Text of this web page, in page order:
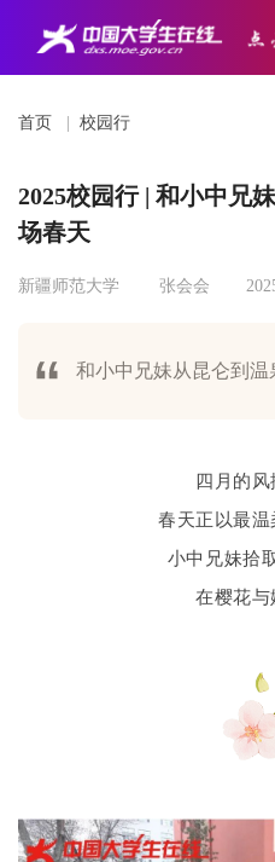
首页 校园行
2025校园行 | 和小中兄
场春天
新疆师范大学 张会会
和小中兄妹从昆仑到
四月的
春天正以最
小中兄妹拾
在樱花与